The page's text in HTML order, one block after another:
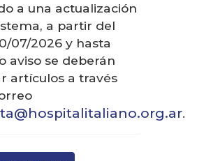
a una actualización
a partir del
07/2026 y hasta
aviso se deberán
artículos a través
.